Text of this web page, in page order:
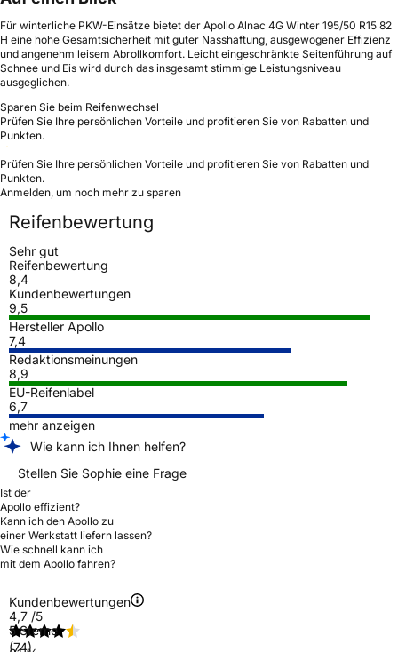
Für winterliche PKW-Einsätze bietet der Apollo Alnac 4G Winter 195/50 R15 82
H eine hohe Gesamtsicherheit mit guter Nasshaftung, ausgewogener Effizienz
und angenehm leisem Abrollkomfort. Leicht eingeschränkte Seitenführung auf
Schnee und Eis wird durch das insgesamt stimmige Leistungsniveau
ausgeglichen.
Sparen Sie beim Reifenwechsel
Prüfen Sie Ihre persönlichen Vorteile und profitieren Sie von Rabatten und
Punkten.
Prüfen Sie Ihre persönlichen Vorteile und profitieren Sie von Rabatten und
Punkten.
Anmelden, um noch mehr zu sparen
Reifenbewertung
Sehr gut
Reifenbewertung
8,4
Kundenbewertungen
9,5
Hersteller Apollo
7,4
Redaktionsmeinungen
8,9
EU-Reifenlabel
6,7
mehr anzeigen
Wie kann ich Ihnen helfen?
Stellen Sie Sophie eine Frage
Ist der
Apollo effizient?
Kann ich den Apollo zu
einer Werkstatt liefern lassen?
Wie schnell kann ich
mit dem Apollo fahren?
Kundenbewertungen
4,7 /5
(74)
5 Sterne